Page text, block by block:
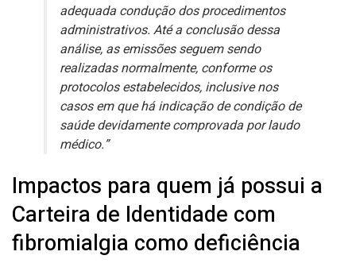
adequada condução dos procedimentos
administrativos. Até a conclusão dessa
análise, as emissões seguem sendo
realizadas normalmente, conforme os
protocolos estabelecidos, inclusive nos
casos em que há indicação de condição de
saúde devidamente comprovada por laudo
médico.”
Impactos para quem já possui a
Carteira de Identidade com
fibromialgia como deficiência